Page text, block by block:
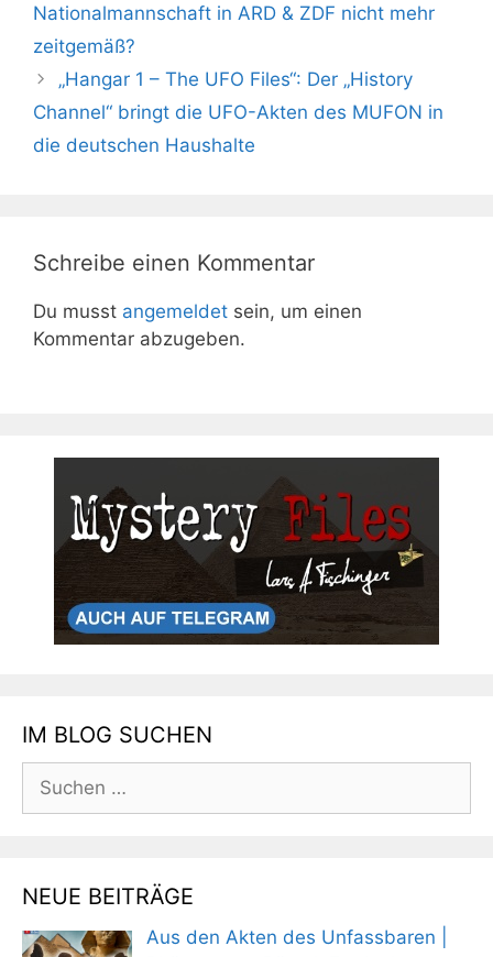
Nationalmannschaft in ARD & ZDF nicht mehr
zeitgemäß?
„Hangar 1 – The UFO Files“: Der „History
Channel“ bringt die UFO-Akten des MUFON in
die deutschen Haushalte
Schreibe einen Kommentar
Du musst angemeldet sein, um einen
Kommentar abzugeben.
IM BLOG SUCHEN
Suchen
nach:
NEUE BEITRÄGE
Aus den Akten des Unfassbaren |